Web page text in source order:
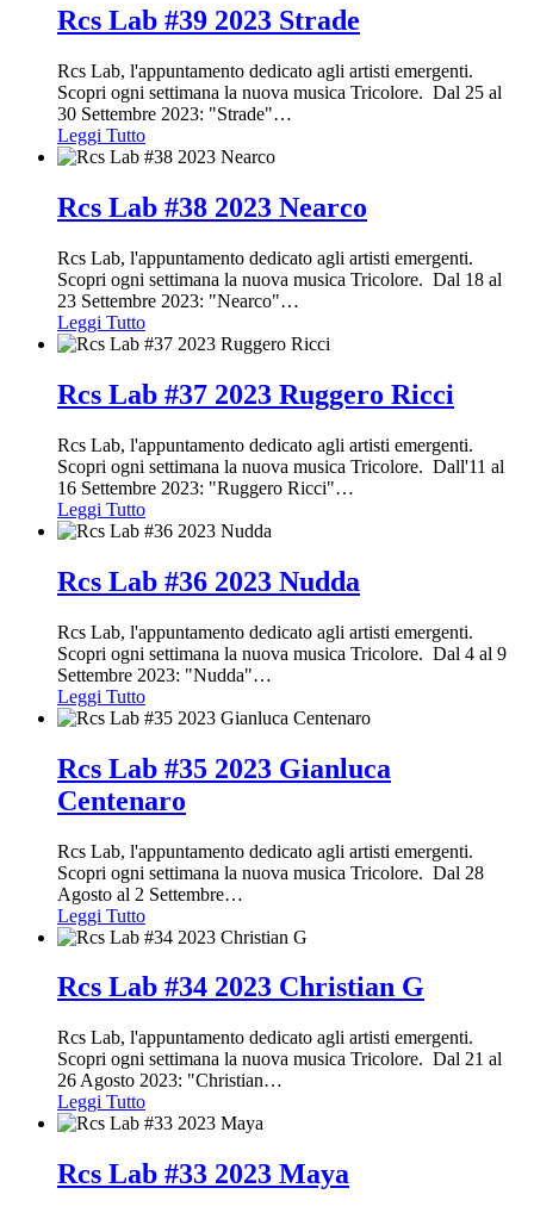
Rcs Lab #39 2023 Strade
Rcs Lab, l'appuntamento dedicato agli artisti emergenti.
Scopri ogni settimana la nuova musica Tricolore. Dal 25 al
30 Settembre 2023: "Strade"…
Leggi Tutto
Rcs Lab #38 2023 Nearco
Rcs Lab, l'appuntamento dedicato agli artisti emergenti.
Scopri ogni settimana la nuova musica Tricolore. Dal 18 al
23 Settembre 2023: "Nearco"…
Leggi Tutto
Rcs Lab #37 2023 Ruggero Ricci
Rcs Lab, l'appuntamento dedicato agli artisti emergenti.
Scopri ogni settimana la nuova musica Tricolore. Dall'11 al
16 Settembre 2023: "Ruggero Ricci"…
Leggi Tutto
Rcs Lab #36 2023 Nudda
Rcs Lab, l'appuntamento dedicato agli artisti emergenti.
Scopri ogni settimana la nuova musica Tricolore. Dal 4 al 9
Settembre 2023: "Nudda"…
Leggi Tutto
Rcs Lab #35 2023 Gianluca
Centenaro
Rcs Lab, l'appuntamento dedicato agli artisti emergenti.
Scopri ogni settimana la nuova musica Tricolore. Dal 28
Agosto al 2 Settembre…
Leggi Tutto
Rcs Lab #34 2023 Christian G
Rcs Lab, l'appuntamento dedicato agli artisti emergenti.
Scopri ogni settimana la nuova musica Tricolore. Dal 21 al
26 Agosto 2023: "Christian…
Leggi Tutto
Rcs Lab #33 2023 Maya